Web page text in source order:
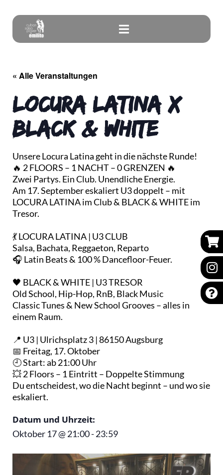
« Alle Veranstaltungen
LOCURA LATINA x
BLACK & WHITE
Unsere Locura Latina geht in die nächste Runde!
🔥 2 FLOORS – 1 NACHT – 0 GRENZEN 🔥
Zwei Partys. Ein Club. Unendliche Energie.
Am 17. September eskaliert U3 doppelt – mit
LOCURA LATINA im Club & BLACK & WHITE im
Tresor.
💃 LOCURA LATINA | U3 CLUB
Salsa, Bachata, Reggaeton, Reparto
🎧 Latin Beats & 100 % Dancefloor-Feuer.
🖤 BLACK & WHITE | U3 TRESOR
Old School, Hip-Hop, RnB, Black Music
Classic Tunes & New School Grooves – alles in
einem Raum.
📍 U3 | Ulrichsplatz 3 | 86150 Augsburg
📅 Freitag, 17. Oktober
🕘 Start: ab 21:00 Uhr
💥 2 Floors – 1 Eintritt – Doppelte Stimmung
Du entscheidest, wo die Nacht beginnt – und wo sie
eskaliert.
Datum und Uhrzeit:
Oktober 17@ 21:00-23:59